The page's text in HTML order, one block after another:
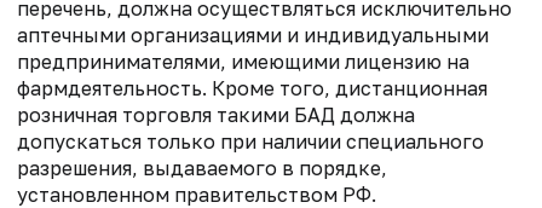
перечень, должна осуществляться исключительно
аптечными организациями и индивидуальными
предпринимателями, имеющими лицензию на
фармдеятельность. Кроме того, дистанционная
розничная торговля такими БАД должна
допускаться только при наличии специального
разрешения, выдаваемого в порядке,
установленном правительством РФ.